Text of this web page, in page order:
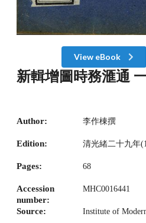
View eBook
新輯增圖時務滙通
Author: 李作棟撰
Edition: 清光緒二十九年
Pages: 68
Accession
number:
MHC0016441
Source: Institute of